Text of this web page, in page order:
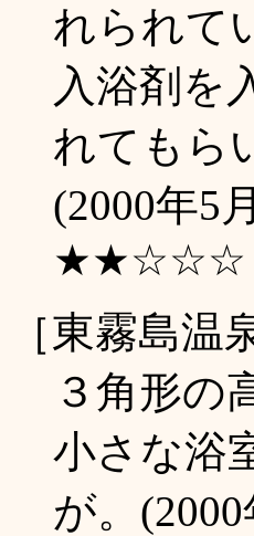
れられて
入浴剤を
れてもら
(2000年5
★★☆☆☆
［東霧島
３角形の
小さな浴
が。